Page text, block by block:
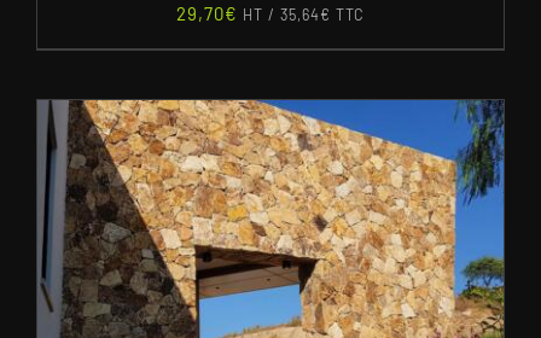
29,70€ HT / 35,64€ TTC